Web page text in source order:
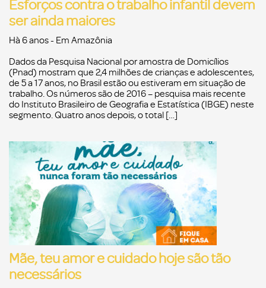
Esforços contra o trabalho infantil devem
ser ainda maiores
Hà 6 anos- Em Amazônia
Dados da Pesquisa Nacional por amostra de Domicílios
(Pnad) mostram que 2,4 milhões de crianças e adolescentes,
de 5 a 17 anos, no Brasil estão ou estiveram em situação de
trabalho. Os números são de 2016 – pesquisa mais recente
do Instituto Brasileiro de Geografia e Estatística (IBGE) neste
segmento. Quatro anos depois, o total […]
Mãe, teu amor e cuidado hoje são tão
necessários